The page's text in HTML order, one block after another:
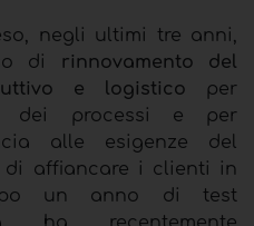
negli ultimi tre anni,
di rinnovamento del
e logistico per
dei processi e per
alle esigenze del
di affiancare i clienti in
un anno di test